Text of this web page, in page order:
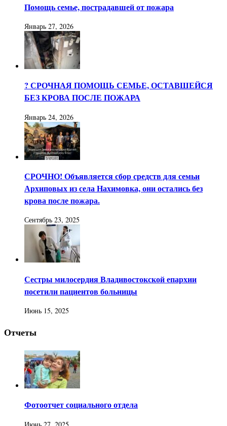
Помощь семье, пострадавшей от пожара
Январь 27, 2026
? СРОЧНАЯ ПОМОЩЬ СЕМЬЕ, ОСТАВШЕЙСЯ
БЕЗ КРОВА ПОСЛЕ ПОЖАРА
Январь 24, 2026
СРОЧНО! Объявляется сбор средств для семьи
Архиповых из села Нахимовка, они остались без
крова после пожара.
Сентябрь 23, 2025
Сестры милосердия Владивостокской епархии
посетили пациентов больницы
Июнь 15, 2025
Отчеты
Фотоотчет социального отдела